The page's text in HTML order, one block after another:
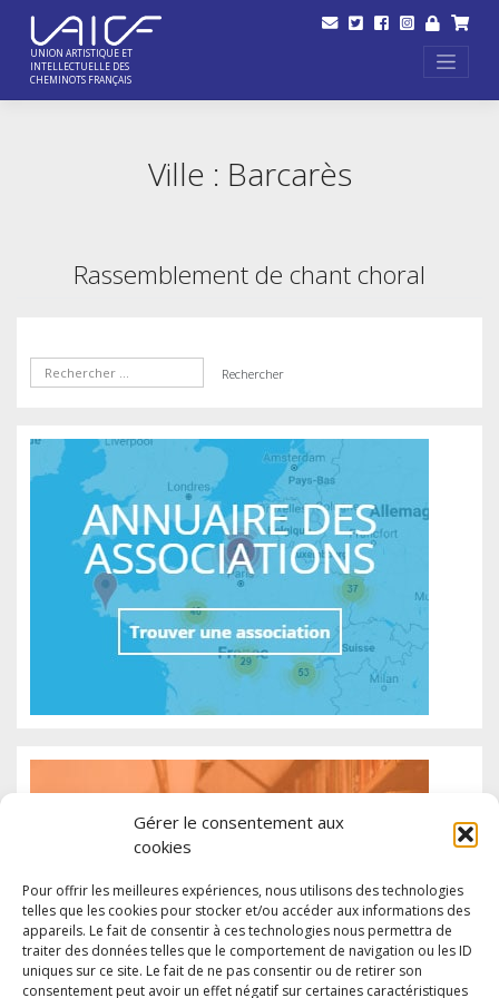
Gérer le consentement aux
cookies
Pour offrir les meilleures expériences, nous utilisons des technologies
telles que les cookies pour stocker et/ou accéder aux informations des
appareils. Le fait de consentir à ces technologies nous permettra de
traiter des données telles que le comportement de navigation ou les ID
uniques sur ce site. Le fait de ne pas consentir ou de retirer son
consentement peut avoir un effet négatif sur certaines caractéristiques
content
UNION ARTISTIQUE ET
INTELLECTUELLE DES
CHEMINOTS FRANÇAIS
Ville : Barcarès
Rassemblement de chant choral